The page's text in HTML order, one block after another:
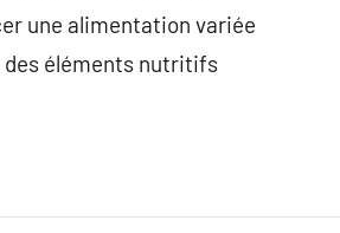
une alimentation variée
des éléments nutritifs